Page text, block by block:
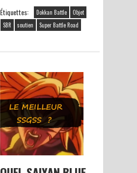
Étiquettes: Dokkan Battle
Objet
SBR
soutien Super Battle Road